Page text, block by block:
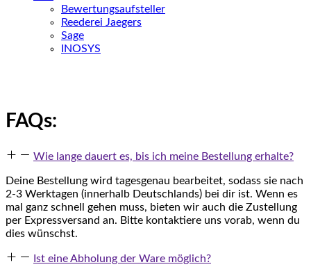
Bewertungsaufsteller
Reederei Jaegers
Sage
INOSYS
FAQs:
Wie lange dauert es, bis ich meine Bestellung erhalte?
Deine Bestellung wird tagesgenau bearbeitet, sodass sie nach
2-3 Werktagen (innerhalb Deutschlands) bei dir ist. Wenn es
mal ganz schnell gehen muss, bieten wir auch die Zustellung
per Expressversand an. Bitte kontaktiere uns vorab, wenn du
dies wünschst.
Ist eine Abholung der Ware möglich?